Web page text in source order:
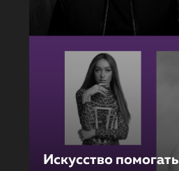
Искусство помогать